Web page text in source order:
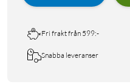
Fri frakt från 599:-
Snabba leveranser